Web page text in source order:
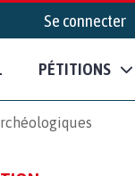
Se connecter
PÉTITIONS